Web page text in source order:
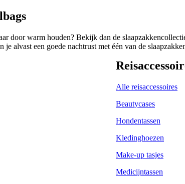
door warm houden? Bekijk dan de
alvast een goede nachtrust met één van de
Alle reisaccessoires
Beautycases
Hondentassen
Kledinghoezen
Make-up tasjes
Medicijntassen